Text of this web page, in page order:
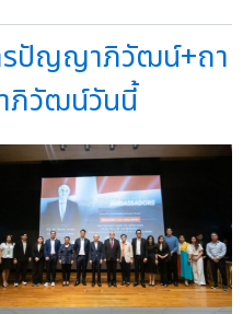
รปัญญาภิวัฒน์+ถา
ภิวัฒน์วันนี้